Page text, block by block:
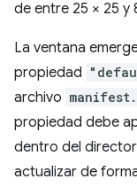
de entre 25 × 25 y
La ventana
propiedad
archivo
propiedad debe
dentro del
actualizar de